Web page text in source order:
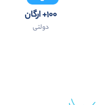
۱۰۰+ ارگان
دولتی